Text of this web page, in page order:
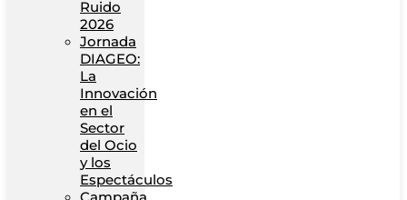
Ruido
2026
Jornada
DIAGEO:
La
Innovación
en el
Sector
del Ocio
y los
Espectáculos